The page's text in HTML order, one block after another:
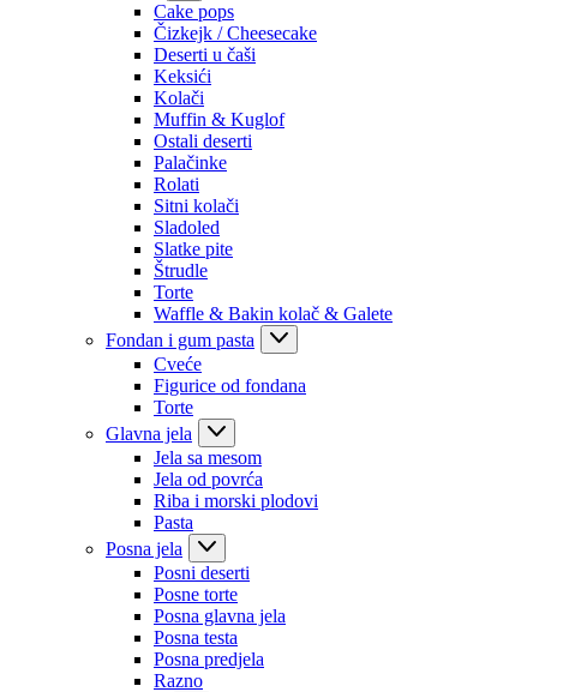
Cake pops
Čizkejk / Cheesecake
Deserti u čaši
Keksići
Kolači
Muffin & Kuglof
Ostali deserti
Palačinke
Rolati
Sitni kolači
Sladoled
Slatke pite
Štrudle
Torte
Waffle & Bakin kolač & Galete
Fondan i gum pasta
Cveće
Figurice od fondana
Torte
Glavna jela
Jela sa mesom
Jela od povrća
Riba i morski plodovi
Pasta
Posna jela
Posni deserti
Posne torte
Posna glavna jela
Posna testa
Posna predjela
Razno